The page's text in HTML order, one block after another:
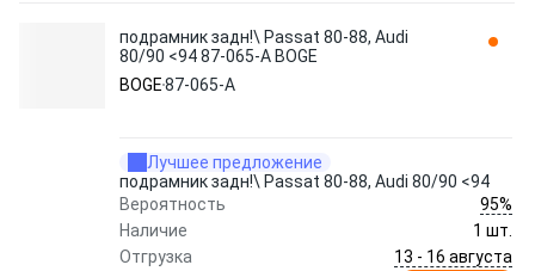
подрамник задн!\ Passat 80-88, Audi
80/90 <94 87-065-A BOGE
BOGE87-065-A
Лучшее предложение
подрамник задн!\ Passat 80-88, Audi 80/90 <94
Вероятность
95%
Наличие
1 шт.
Отгрузка
13 - 16 августа